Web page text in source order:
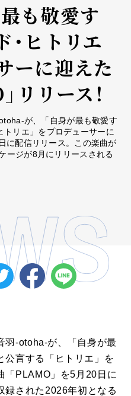
も敬愛す
・ヒトリエ
ーに迎えた
リリース！
が、「自身が最も敬愛す
リエ」をプロデューサーに
に配信リリース。この楽曲が
ージが8月にリリースされる
羽-otoha-が、「自身が最
公言する「ヒトリエ」を
「PLAMO」を5月20日に
録された2026年初となる